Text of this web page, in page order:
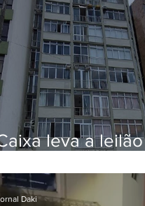
leva a leilão
em
Daki